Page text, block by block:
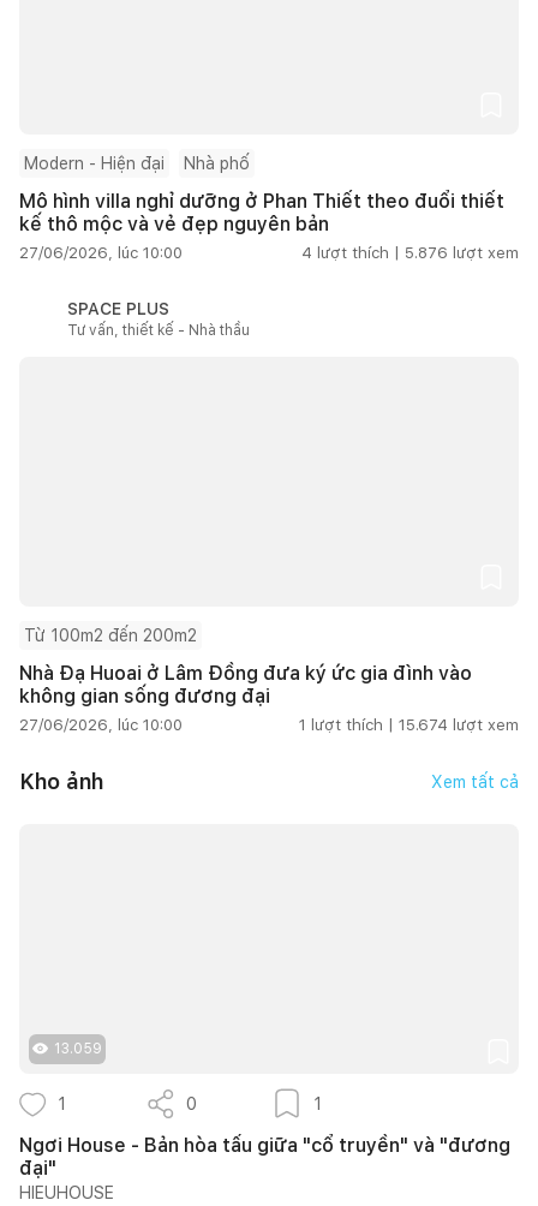
Modern - Hiện đại Nhà phố
Mô hình villa nghỉ dưỡng ở Phan Thiết theo đuổi thiết
kế thô mộc và vẻ đẹp nguyên bản
27/06/2026, lúc 10:00 4 lượt thích | 5.876 lượt xem
SPACE PLUS
Tư vấn, thiết kế - Nhà thầu
Từ 100m2 đến 200m2
Nhà Đạ Huoai ở Lâm Đồng đưa ký ức gia đình vào
không gian sống đương đại
27/06/2026, lúc 10:00 1 lượt thích | 15.674 lượt xem
Kho ảnh Xem tất cả
13.059
1 0 1
Ngơi House - Bản hòa tấu giữa "cổ truyền" và "đương
đại"
HIEUHOUSE